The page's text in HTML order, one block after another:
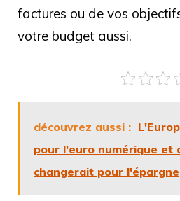
factures ou de vos
votre budget aussi.
découvrez aussi :
pour l'euro numérique et
changerait pour l'épargne